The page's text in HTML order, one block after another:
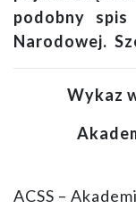
podobny
Narodowej.
Wykaz
ACSS –